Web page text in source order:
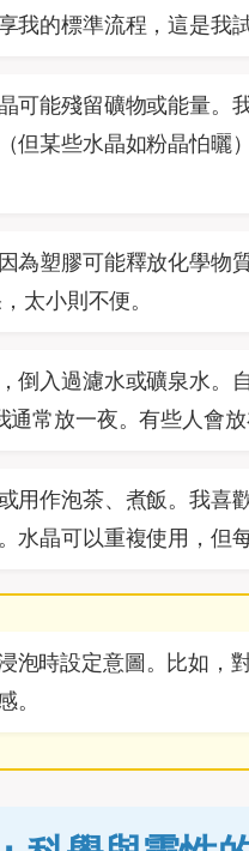
的標準流程，這是我
可能殘留礦物或能量。
但某些水晶如粉晶怕曬
為塑膠可能釋放化學物
太小則不便。
倒入過濾水或礦泉水。
常放一夜。有些人會
用作泡茶、煮飯。我喜
晶可以重複使用，但
泡時設定意圖。比如，
。